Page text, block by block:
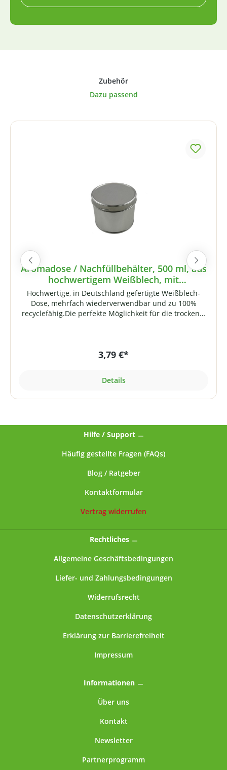
Produktgalerie überspringen
Aromadose / Nachfüllbehälter, 500 ml, aus
hochwertigem Weißblech, mit
Schraubverschluss
Hochwertige, in Deutschland gefertigte Weißblech-
Dose, mehrfach wiederverwendbar und zu 100%
recyclefähig.Die perfekte Möglichkeit für die trockene,
eignet sich aber auch ideal zur Aufbewahrung
ohne Kraftanstrengung öffnen und schließen. Der
verloren.Für die Beschriftung sind selbstklebende
Etiketten im Lieferumfang enthalten. Technische
Elektrolyt-Weissblech, Längsnaht geschweisst
Nockendrehverschluss, Deckel mit nach innen
PVC-freier Compounddichtung im Deckel-
mmDurchmesser: ca. 99 mmGewicht: ca. 84 g
3,79 €*
Details
Hilfe / Support
Häufig gestellte Fragen (FAQs)
Blog / Ratgeber
Kontaktformular
Vertrag widerrufen
Rechtliches
Allgemeine Geschäftsbedingungen
Liefer- und Zahlungsbedingungen
Widerrufsrecht
Datenschutzerklärung
Erklärung zur Barrierefreiheit
Impressum
Informationen
Über uns
Kontakt
Newsletter
Partnerprogramm